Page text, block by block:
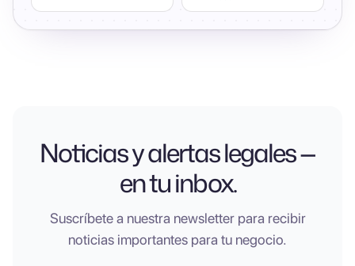
Noticias y alertas legales —
en tu inbox.
Suscríbete a nuestra newsletter para recibir
noticias importantes para tu negocio.